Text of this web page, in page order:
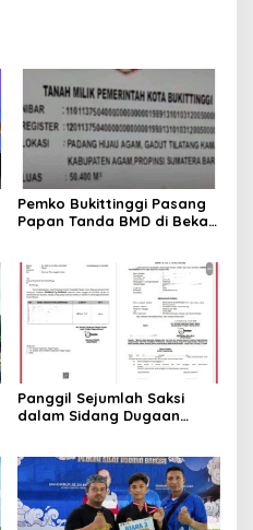
Pemko Bukittinggi Pasang
Papan Tanda BMD di Bekas
Panggil Sejumlah Saksi
dalam Sidang Dugaan